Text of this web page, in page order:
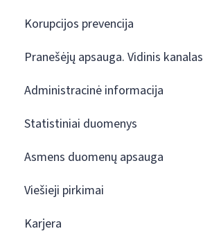
Korupcijos prevencija
Pranešėjų apsauga. Vidinis kanalas
Administracinė informacija
Statistiniai duomenys
Asmens duomenų apsauga
Viešieji pirkimai
Karjera